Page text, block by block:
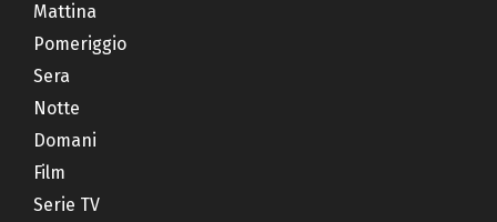
Mattina
Pomeriggio
Sera
Notte
Domani
Film
Serie TV